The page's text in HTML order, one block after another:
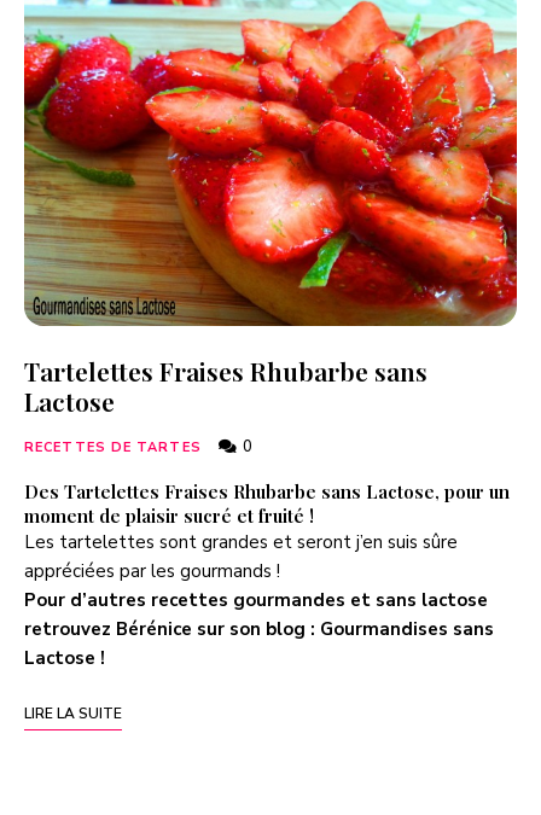
Tartelettes Fraises Rhubarbe sans
Lactose
RECETTES DE TARTES 0
Des Tartelettes Fraises Rhubarbe sans Lactose, pour un
moment de plaisir sucré et fruité !
Les tartelettes sont grandes et seront j’en suis sûre
appréciées par les gourmands !
Pour d’autres recettes gourmandes et sans lactose
retrouvez Bérénice sur son blog : Gourmandises sans
Lactose !
LIRE LA SUITE